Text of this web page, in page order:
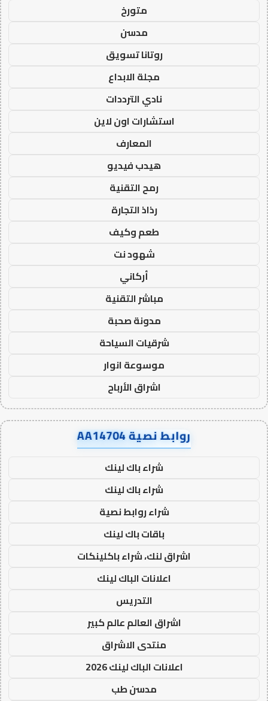
متورخ
مدسن
روتانا تسويق
مجلة الابداع
نادي الترددات
استشارات اون لاين
المعارف
هيدب فيديو
رمح التقنية
رذاذ التجارة
طعم وكيف
شهود نت
أركاني
مباشر التقنية
مدونة صحبة
شرقيات السياحة
موسوعة انوار
اشراق الأرباح
روابط نصية AA14704
شراء باك لينك
شراء باك لينك
شراء روابط نصية
باقات باك لينك
اشراق لنك، شراء باكلينكات
اعلانات الباك لينك
التدريس
اشراق العالم عالم كبير
منتدى الاشراق
اعلانات الباك لينك 2026
مدسن طب